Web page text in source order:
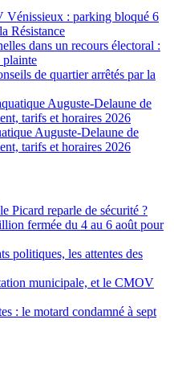
: parking bloqué 6
Résistance
dans un recours électoral :
plainte
de quartier arrêtés par la
Auguste-Delaune de
tarifs et horaires 2026
Auguste-Delaune de
tarifs et horaires 2026
Picard reparle de sécurité ?
fermée du 4 au 6 août pour
politiques, les attentes des
municipale, et le CMOV
: le motard condamné à sept